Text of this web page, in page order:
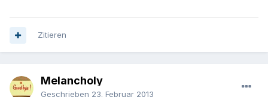
Zitieren
Melancholy
Geschrieben 23. Februar 2013